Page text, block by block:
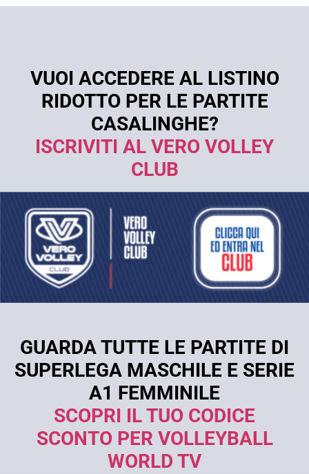
VUOI ACCEDERE AL LISTINO
RIDOTTO PER LE PARTITE
CASALINGHE?
ISCRIVITI AL VERO VOLLEY
CLUB
GUARDA TUTTE LE PARTITE DI
SUPERLEGA MASCHILE E SERIE
A1 FEMMINILE
SCOPRI IL TUO CODICE
SCONTO PER VOLLEYBALL
WORLD TV